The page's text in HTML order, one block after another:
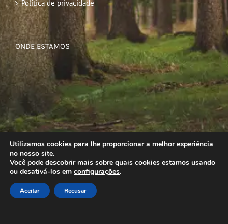
Política de privacidade
ONDE ESTAMOS
Utilizamos cookies para lhe proporcionar a melhor experiência
no nosso site.
Você pode descobrir mais sobre quais cookies estamos usando
ou desativá-los em configurações.
Aceitar Recusar